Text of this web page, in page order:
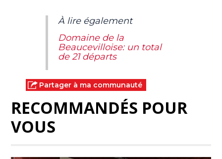
À lire également
Domaine de la
Beaucevilloise: un total
de 21 départs
Partager à ma communauté
RECOMMANDÉS POUR
VOUS